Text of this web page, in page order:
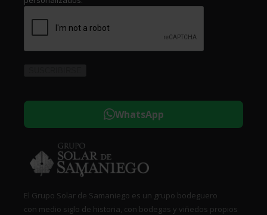
WhatsApp
El Grupo Solar de Samaniego es un grupo bodeguero
con medio siglo de historia, con bodegas y viñedos propios